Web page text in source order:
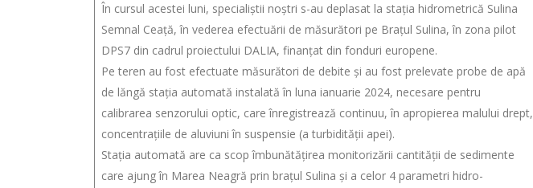
În cursul acestei luni, specialiștii noștri s-au deplasat la stația hidrometrică Sulina
Semnal Ceață, în vederea efectuării de măsurători pe Brațul Sulina, în zona pilot
DPS7 din cadrul proiectului DALIA, finanțat din fonduri europene.
Pe teren au fost efectuate măsurători de debite și au fost prelevate probe de apă
de lăngă stația automată instalată în luna ianuarie 2024, necesare pentru
calibrarea senzorului optic, care înregistrează continuu, în apropierea malului drept,
concentrațiile de aluviuni în suspensie (a turbidității apei).
Stația automată are ca scop îmbunătățirea monitorizării cantității de sedimente
care ajung în Marea Neagră prin brațul Sulina și a celor 4 parametri hidro-